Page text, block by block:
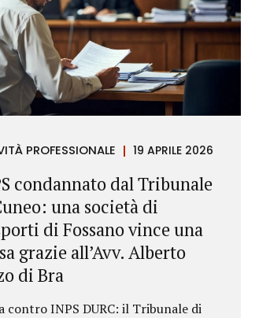
PROFESSIONALE 19 APRILE 2026
condannato dal Tribunale
una società di
di Fossano vince una
grazie all’Avv. Alberto
di Bra
contro INPS DURC: il Tribunale di